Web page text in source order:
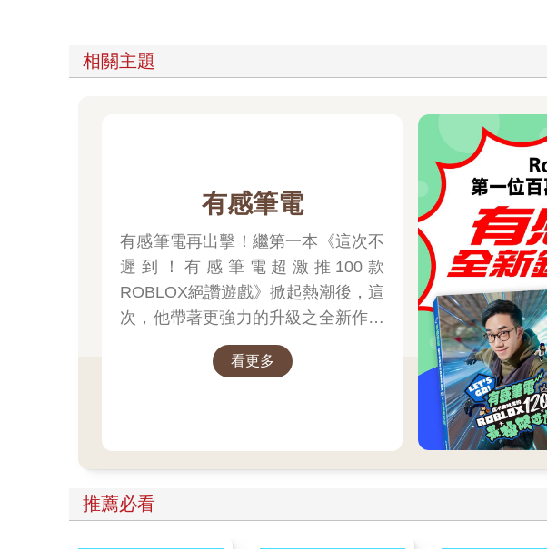
相關主題
有感筆電
有感筆電再出擊！繼第一本《這次不
遲到！有感筆電超激推100款
ROBLOX絕讚遊戲》掀起熱潮後，這
次，他帶著更強力的升級之全新作品
看更多
推薦必看